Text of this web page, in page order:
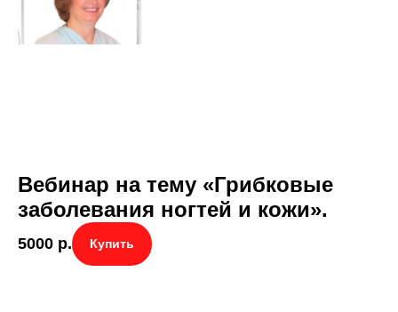
Вебинар на тему «Грибковые
заболевания ногтей и кожи».
5000 р. Купить